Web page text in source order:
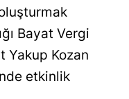
Balıkesir
Bilecik
Bingöl
Bayat Vergi
Yakup Kozan
etkinlik